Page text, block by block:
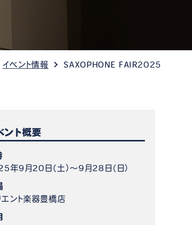
イベント情報 SAXOPHONE FAIR2025
ント概要
年9月20日（土）～9月28日（日）
エント楽器豊橋店